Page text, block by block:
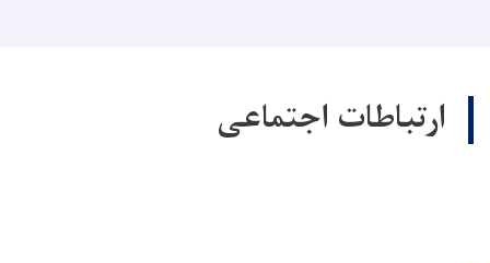
ارتباطات اجتماعی